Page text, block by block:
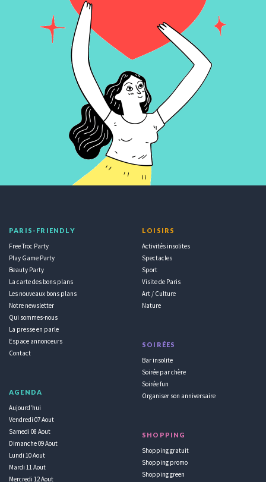
PARIS-FRIENDLY
Free Troc Party
Play Game Party
Beauty Party
La carte des bons plans
Les nouveaux bons plans
Notre newsletter
Qui sommes-nous
La presse en parle
Espace annonceurs
Contact
AGENDA
Aujourd'hui
Vendredi 07 Aout
Samedi 08 Aout
Dimanche 09 Aout
Lundi 10 Aout
Mardi 11 Aout
Mercredi 12 Aout
LOISIRS
Activités insolites
Spectacles
Sport
Visite de Paris
Art / Culture
Nature
SOIRÉES
Bar insolite
Soirée par chère
Soirée fun
Organiser son anniversaire
SHOPPING
Shopping gratuit
Shopping promo
Shopping green